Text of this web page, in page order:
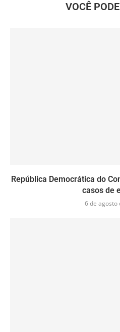
VOCÊ
República Democrática do
casos de
6 de agosto